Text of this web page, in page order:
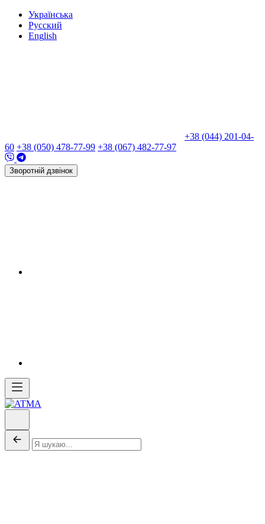
Українська
Русский
English
+38 (044) 201-04-
60 +38 (050) 478-77-99 +38 (067) 482-77-97
Зворотній дзвінок